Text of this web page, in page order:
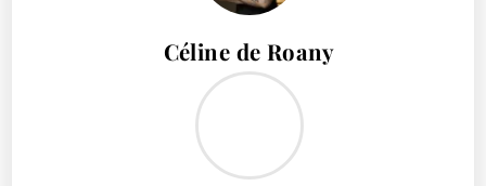
Céline de Roany